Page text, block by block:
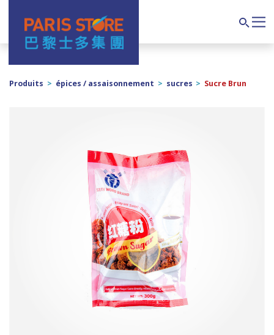
Navigation principale
Produits > épices / assaisonnement > sucres > Sucre Brun